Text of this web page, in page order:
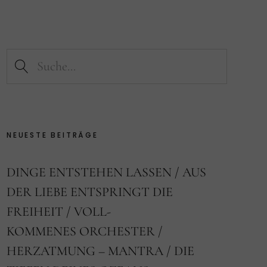
NEUESTE BEITRÄGE
DINGE ENTSTEHEN LASSEN
AUS
DER LIEBE ENTSPRINGT DIE
FREIHEIT
VOLL-
KOMMENES ORCHESTER
HERZATMUNG – MANTRA
DIE